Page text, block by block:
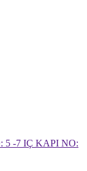
5 -7 IÇ KAPI NO: